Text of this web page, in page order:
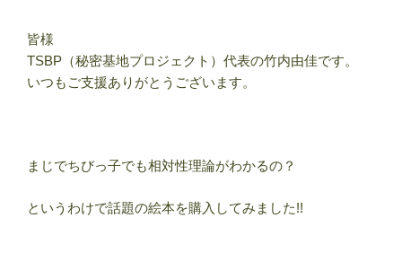
皆様
TSBP（秘密基地プロジェクト）代表の竹内由佳です。
いつもご支援ありがとうございます。
まじでちびっ子でも相対性理論がわかるの？
というわけで話題の絵本を購入してみました!!